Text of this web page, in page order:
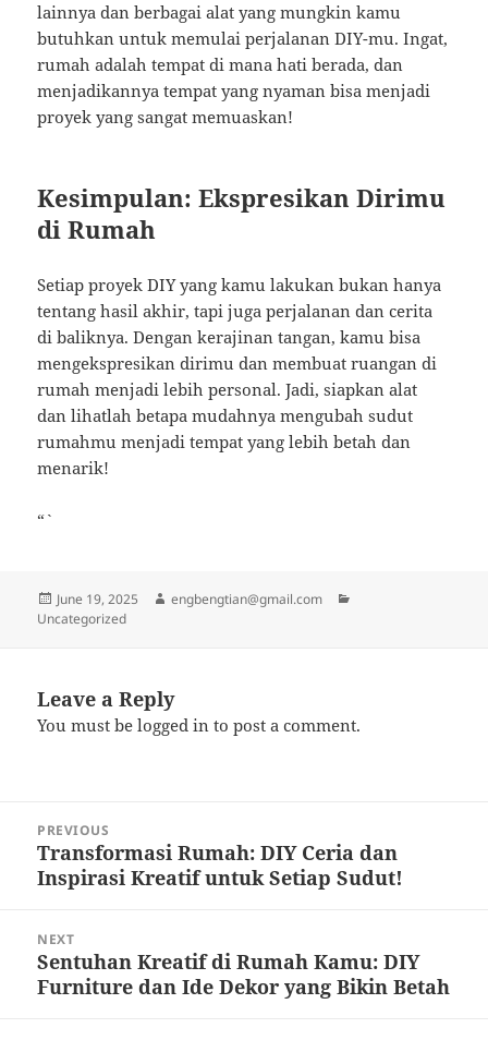
lainnya dan berbagai alat yang mungkin kamu
butuhkan untuk memulai perjalanan DIY-mu. Ingat,
rumah adalah tempat di mana hati berada, dan
menjadikannya tempat yang nyaman bisa menjadi
proyek yang sangat memuaskan!
Kesimpulan: Ekspresikan Dirimu
di Rumah
Setiap proyek DIY yang kamu lakukan bukan hanya
tentang hasil akhir, tapi juga perjalanan dan cerita
di baliknya. Dengan kerajinan tangan, kamu bisa
mengekspresikan dirimu dan membuat ruangan di
rumah menjadi lebih personal. Jadi, siapkan alat
dan lihatlah betapa mudahnya mengubah sudut
rumahmu menjadi tempat yang lebih betah dan
menarik!
“`
Posted
on
June 19, 2025 Author
engbengtian@gmail.com
Uncategorized
Leave a Reply
You must belogged in to post a comment.
navigation
PREVIOUS
Previous
post:
Transformasi Rumah: DIY Ceria dan
Inspirasi Kreatif untuk Setiap Sudut!
NEXT
Next
post:
Sentuhan Kreatif di Rumah Kamu: DIY
Furniture dan Ide Dekor yang Bikin Betah